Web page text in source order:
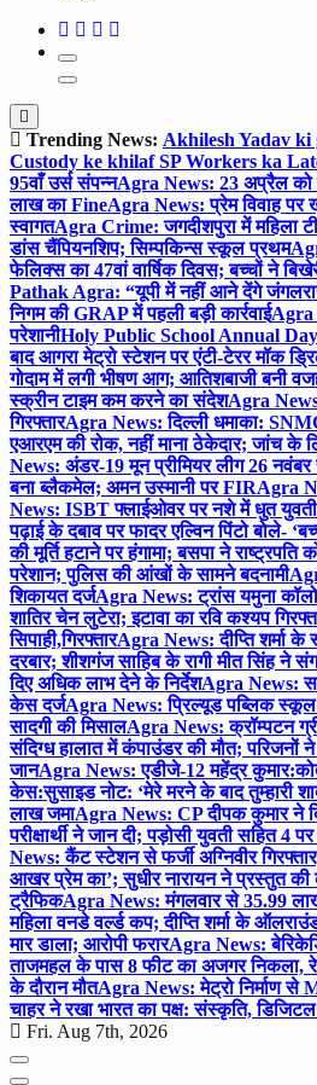
Trending News: Akhilesh Yadav
Custody ke khilaf SP Workers ka
95वाँ उर्स संपन्नAgra News: 23 अप्रैल को
लाख का FineAgra News: प्रेम विवाह पर
स्वागतAgra Crime: जगदीशपुरा में महिला
डांस चैंपियनशिप; सिम्पकिन्स स्कूल प्रथम
फेलिक्स का 47वां वार्षिक दिवस; बच्चों ने
Pathak Agra: “यूपी में नहीं आने देंगे
निगम की GRAP में पहली बड़ी कार्रवाईAgra
परेशानीHoly Public School Annual Day:
बाद आगरा मेट्रो स्टेशन पर एंटी-टेरर मॉक
गोदाम में लगी भीषण आग; आतिशबाजी बनी
स्क्रीन टाइम कम करने का संदेशAgra
गिरफ्तारAgra News: दिल्ली धमाका:
एआरएम की रोक, नहीं माना ठेकेदार; जांच के
News: अंडर-19 मून प्रीमियर लीग 26
बना ब्लैकमेल; अमन उस्मानी पर FIRAgra
News: ISBT फ्लाईओवर पर नशे में धुत
पढ़ाई के दबाव पर फादर एल्विन पिंटो बोले-
की मूर्ति हटाने पर हंगामा; बसपा ने राष्ट्रपति
परेशान; पुलिस की आंखों के सामने बदनामी
शिकायत दर्जAgra News: ट्रांस यमुना
शातिर चेन लुटेरा; इटावा का रवि कश्यप
सिपाही,गिरफ्तारAgra News: दीप्ति शर्मा के
दरबार; शीशगंज साहिब के रागी मीत सिंह ने
दिए अधिक लाभ देने के निर्देशAgra News:
केस दर्जAgra News: प्रिल्यूड पब्लिक स्कूल
सादगी की मिसालAgra News: क्रॉम्पटन
संदिग्ध हालात में कंपाउंडर की मौत;
जानAgra News: एडीजे-12 महेंद्र
केस:सुसाइड नोट: ‘मेरे मरने के बाद तुम्हारी
लाख जमाAgra News: CP दीपक कुमार ने
परीक्षार्थी ने जान दी; पड़ोसी युवती सहित 4
News: कैंट स्टेशन से फर्जी अग्निवीर
आखर प्रेम का’; सुधीर नारायन ने प्रस्तुत की
ट्रैफिकAgra News: मंगलवार से 35.99
महिला वनडे वर्ल्ड कप; दीप्ति शर्मा के
मार डाला; आरोपी फरारAgra News:
ताजमहल के पास 8 फीट का अजगर निकला,
के दौरान मौतAgra News: मेट्रो निर्माण से
चाहर ने रखा भारत का पक्ष: संस्कृति,
Fri. Aug 7th, 2026